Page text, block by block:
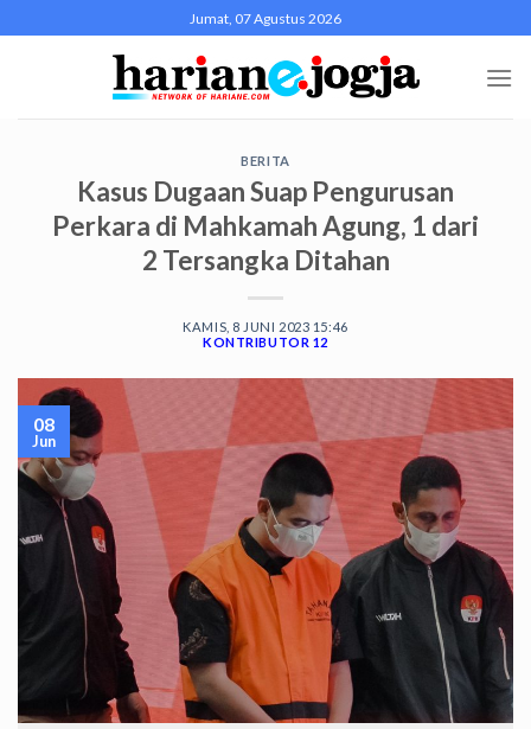
to
Jumat, 07 Agustus 2026
BERITA
Kasus Dugaan Suap Pengurusan
Perkara di Mahkamah Agung, 1 dari
2 Tersangka Ditahan
KAMIS, 8 JUNI 2023 15:46
KONTRIBUTOR 12
08
Jun